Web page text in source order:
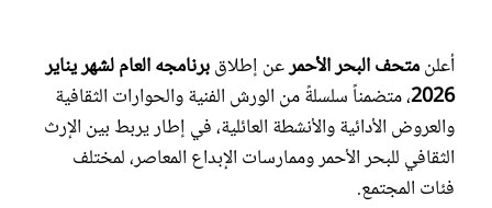
أعلنمتحف البحر الأحمرعن إطلاقبرنامجه العام لشهر يناير
2026، متضمناً سلسلةً من الورش الفنية والحوارات الثقافية
والعروض الأدائية والأنشطة العائلية، في إطار يربط بين الإرث
الثقافي للبحر الأحمر وممارسات الإبداع المعاصر، لمختلف
فئات المجتمع.